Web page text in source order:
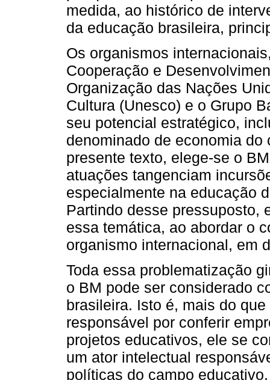
medida, ao histórico de
da educação brasileira,
Os organismos
Cooperação e
Organização das Nações
Cultura (Unesco) e o Grupo
seu potencial estratégico,
denominado de economia
presente texto, elege-se o
atuações tangenciam
especialmente na educação
Partindo desse pressuposto,
essa temática, ao abordar o
organismo internacional, em
Toda essa problematização
o BM pode ser considerado
brasileira. Isto é, mais do
responsável por conferir
projetos educativos, ele se
um ator intelectual
políticas do campo